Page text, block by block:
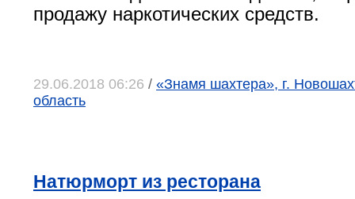
продажу наркотических средств.
29.06.2018 06:26 / «Знамя шахтера», г.
область
Натюрморт из ресторана